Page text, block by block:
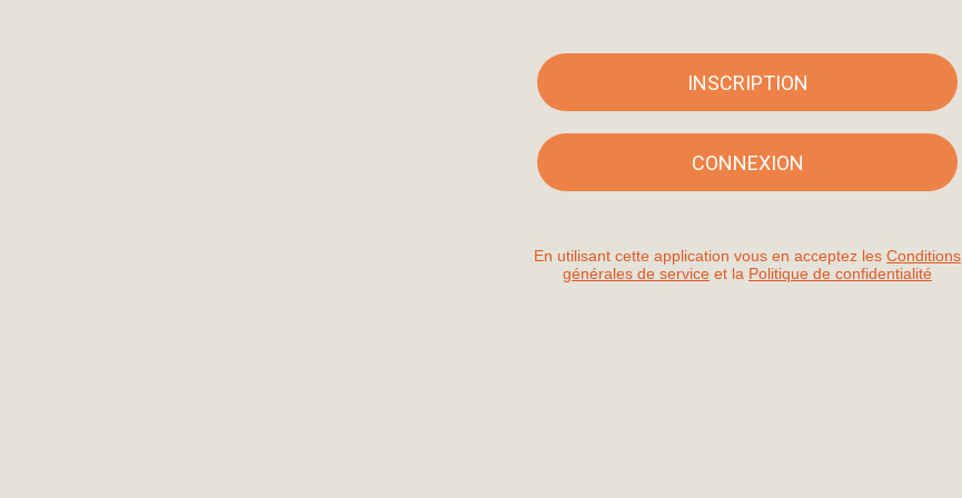
INSCRIPTION
CONNEXION
En utilisant cette application vous en acceptez les Conditions
générales de service et la Politique de confidentialité